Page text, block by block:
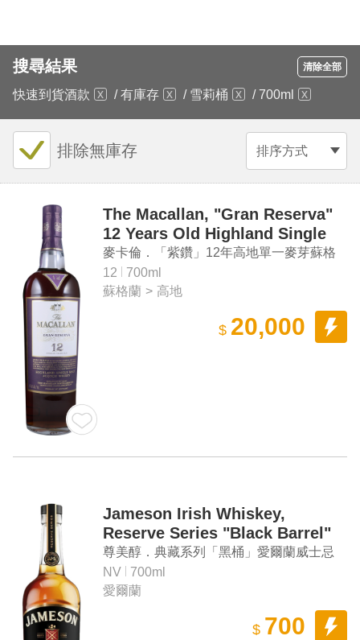
搜尋結果 清除全部
快速到貨酒款 / 有庫存 / 雪莉桶 / 700ml
排序方式
排除無庫存
The Macallan, "Gran Reserva"
12 Years Old Highland Single
Malt Scotch Whisky
麥卡倫．「紫鑽」12年高地單一麥芽蘇格
蘭威士忌（第六版）
12
700ml
蘇格蘭 > 高地
$ 20,000
Jameson Irish Whiskey,
Reserve Series "Black Barrel"
Irish Whiskey
尊美醇．典藏系列「黑桶」愛爾蘭威士忌
NV
700ml
愛爾蘭
$ 700